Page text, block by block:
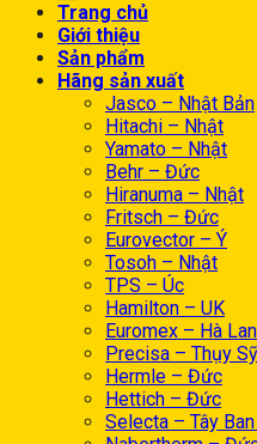
Trang chủ
Giới thiệu
Sản phẩm
Hãng sản xuất
Jasco – Nhật Bản
Hitachi – Nhật
Yamato – Nhật
Behr – Đức
Hiranuma – Nhật
Fritsch – Đức
Eurovector – Ý
Tosoh – Nhật
TPS – Úc
Hamilton – UK
Euromex – Hà Lan
Precisa – Thụy Sỹ
Hermle – Đức
Hettich – Đức
Selecta – Tây